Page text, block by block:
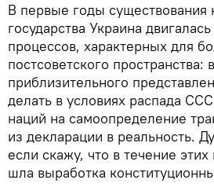
В первые годы существования
государства Украина
процессов, характерных для
постсоветского пространства:
приблизительного
делать в условиях распада
наций на самоопределение
из декларации в реальность.
если скажу, что в течение
шла выработка